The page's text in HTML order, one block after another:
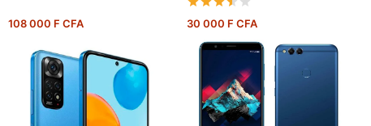
108 000 F CFA 30 000 F CFA